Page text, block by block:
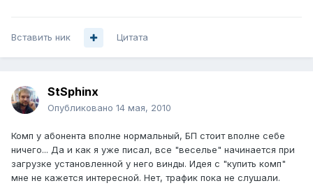
Вставить ник Цитата
StSphinx
Опубликовано 14 мая, 2010
Комп у абонента вполне нормальный, БП стоит вполне себе
ничего... Да и как я уже писал, все "веселье" начинается при
загрузке установленной у него винды. Идея с "купить комп"
мне не кажется интересной. Нет, трафик пока не слушали.